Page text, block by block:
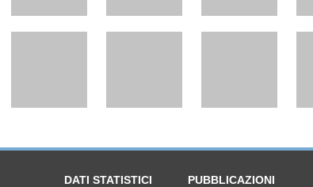
DATI STATISTICI
PUBBLICAZIONI